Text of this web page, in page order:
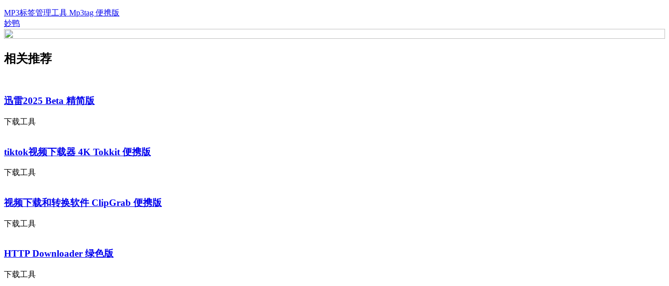
MP3标签管理工具 Mp3tag 便携版
妙鸭
相关推荐
迅雷2025 Beta 精简版
下载工具
tiktok视频下载器 4K Tokkit 便携版
下载工具
视频下载和转换软件 ClipGrab 便携版
下载工具
HTTP Downloader 绿色版
下载工具